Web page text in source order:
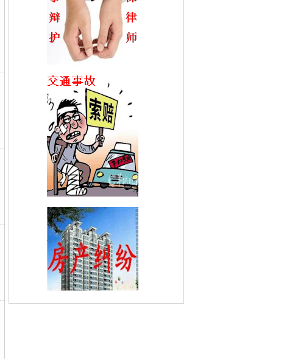
佛宁门婚姻家庭律师 北京西路婚姻家庭律